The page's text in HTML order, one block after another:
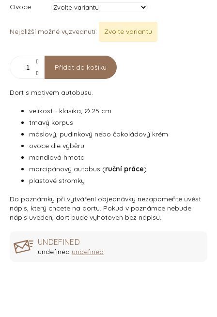
Ovoce
Nejbližší možné vyzvednutí: Zvolte variantu
Přidat do košíku
UNDEFINED
undefined undefined
Dort s motivem autobusu.
velikost - klasika, Ø 25 cm
tmavý korpus
máslový, pudinkový nebo čokoládový krém
ovoce dle výběru
mandlová hmota
marcipánový autobus (ruční práce)
plastové stromky
Do poznámky při vytváření objednávky nezapomeňte uvést
nápis, který chcete na dortu. Pokud v poznámce nebude
nápis uveden, dort bude vyhotoven bez nápisu.